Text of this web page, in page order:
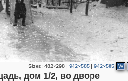
Sizes:482×298 |942×585 |942×585 W
дом 1/2, во дворе
5,916 13,204 520